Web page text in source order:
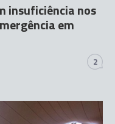
insuficiência nos
em
2